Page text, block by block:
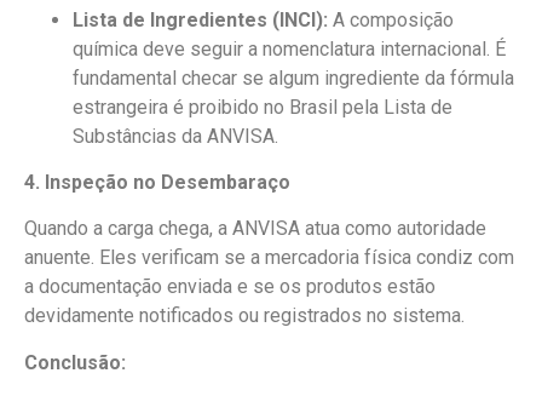
Lista de Ingredientes (INCI): A composição
química deve seguir a nomenclatura internacional. É
fundamental checar se algum ingrediente da fórmula
estrangeira é proibido no Brasil pela Lista de
Substâncias da ANVISA.
4. Inspeção no Desembaraço
Quando a carga chega, a ANVISA atua como autoridade
anuente. Eles verificam se a mercadoria física condiz com
a documentação enviada e se os produtos estão
devidamente notificados ou registrados no sistema.
Conclusão: